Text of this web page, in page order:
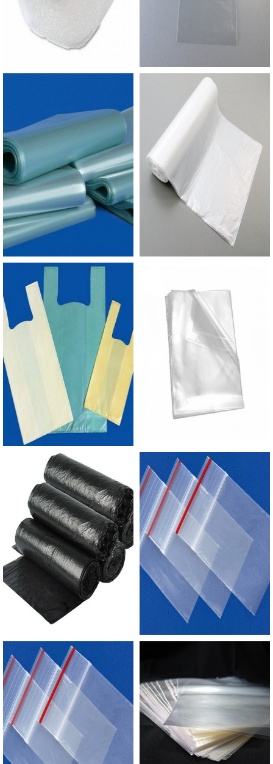
comerciante, ainda, garante os melhores produtos
e atendimento do mercado, para assim, oferecer
uma ótima experiência a todos os cliente e
usuários.É recomendado que o material seja
estocado em ambiente protegido contra raios UV
e com médias de temperatura entre 20 e 25°C e
umidade relativa de 50% a 55%. Sendo
armazenado nessas condições, ele terá uma vida
útil de no mínimo 12 meses. Além disso, também
é importante evitar apoiar os rolos diretamente
sobre pisos para não haver transferência de
umidade.ONDE ADQUIRIR SACO SILICONADO
DE ALTA QUALIDADEA Empório do Plástico
passou a contratar a produção com fábricas ainda
mais modernas e custos reduzidos. Aumentando,
assim, o mix de sacos a pronta entrega e venda
saber mais informações sobre os produtos
oferecidos pela empresa, basta solicitar clicar
aqui..